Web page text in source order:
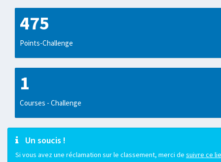
475
Points-Challenge
1
Courses - Challenge
Un soucis !
Si vous avez une réclamation sur le classement, merci de suivre ce